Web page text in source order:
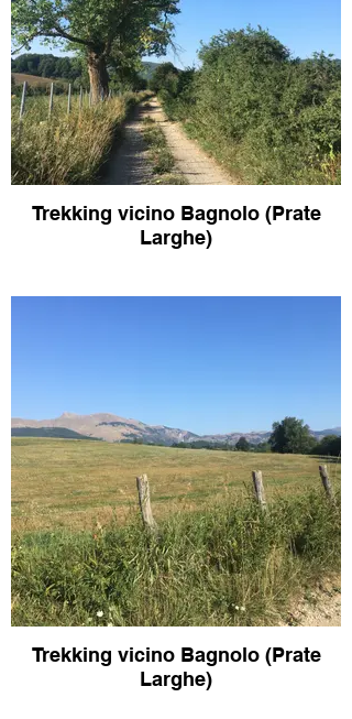
Trekking vicino Bagnolo (Prate
Larghe)
Trekking vicino Bagnolo (Prate
Larghe)